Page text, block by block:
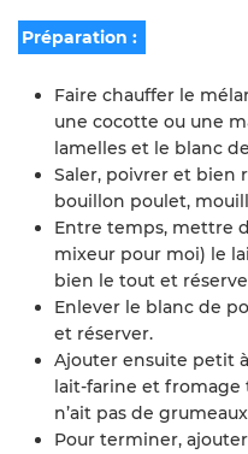
Préparation :
Faire chauffer le
une cocotte ou une
lamelles et le blanc
Saler, poivrer et bien
bouillon poulet,
Entre temps, mettre
mixeur pour moi) le
bien le tout et
Enlever le blanc de
et réserver.
Ajouter ensuite petit
lait-farine et fromage
n’ait pas de
Pour terminer,